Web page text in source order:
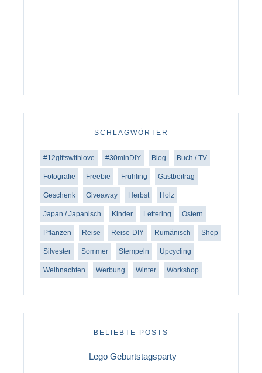
SCHLAGWÖRTER
#12giftswithlove #30minDIY Blog Buch / TV
Fotografie Freebie Frühling Gastbeitrag
Geschenk Giveaway Herbst Holz
Japan / Japanisch Kinder Lettering Ostern
Pflanzen Reise Reise-DIY Rumänisch Shop
Silvester Sommer Stempeln Upcycling
Weihnachten Werbung Winter Workshop
BELIEBTE POSTS
Lego Geburtstagsparty